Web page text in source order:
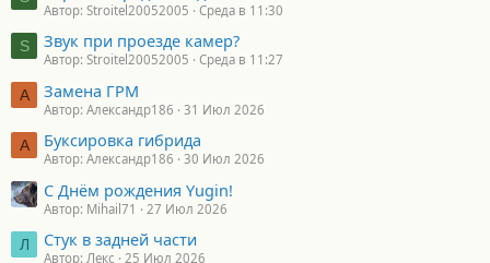
Автор: Stroitel20052005 Среда в 11:30
S Звук при проезде камер?
Автор: Stroitel20052005 Среда в 11:27
А Замена ГРМ
Автор: Александр186 31 Июл 2026
А Буксировка гибрида
Автор: Александр186 30 Июл 2026
С Днём рождения Yugin!
Автор: Mihail71 27 Июл 2026
Л Стук в задней части
Автор: Лекс 25 Июл 2026